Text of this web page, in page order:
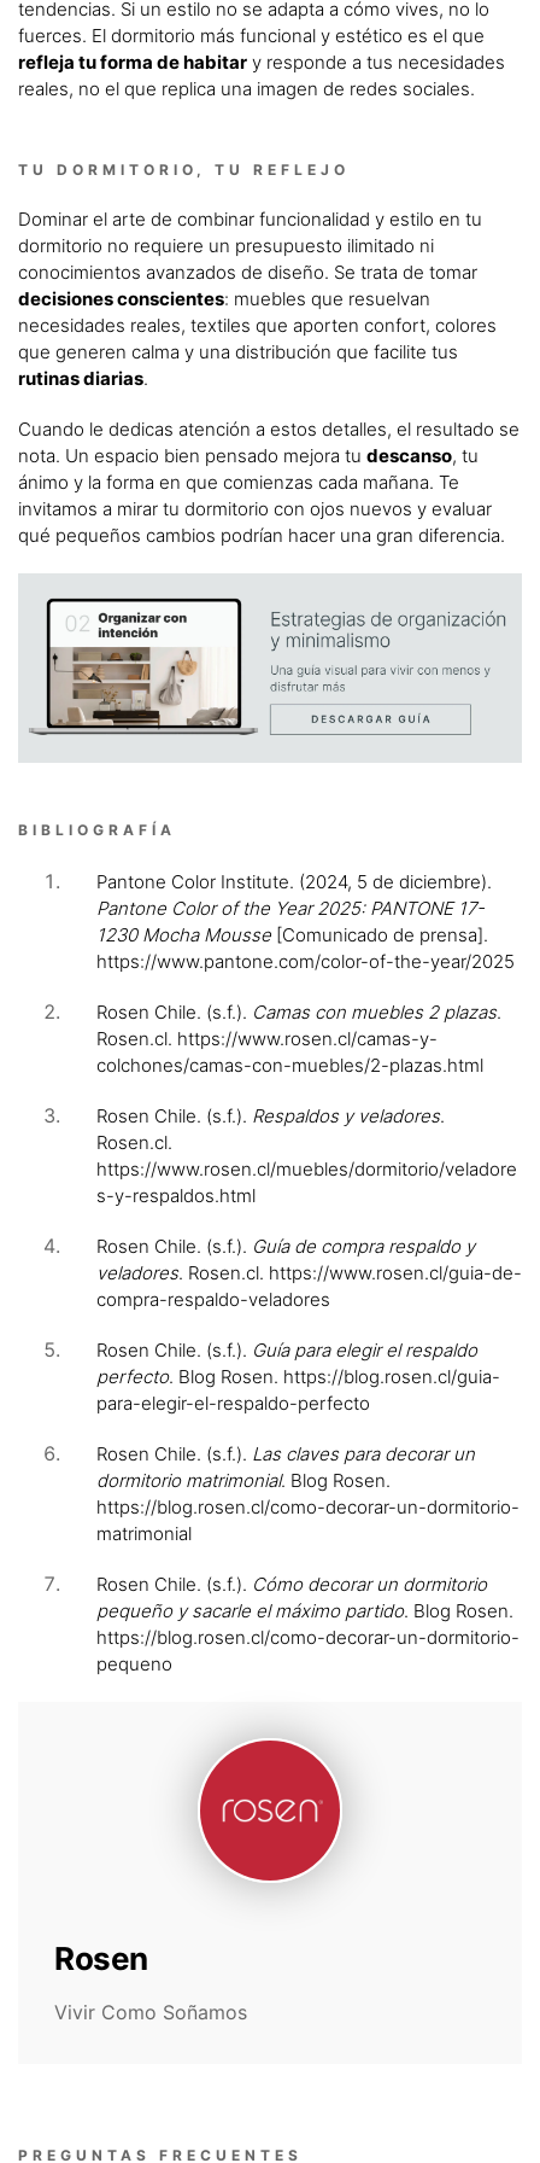
tendencias. Si un estilo no se adapta a cómo vives, no lo
fuerces. El dormitorio más funcional y estético es el que
refleja tu forma de habitar y responde a tus necesidades
reales, no el que replica una imagen de redes sociales.
TU DORMITORIO, TU REFLEJO
Dominar el arte de combinar funcionalidad y estilo en tu
dormitorio no requiere un presupuesto ilimitado ni
conocimientos avanzados de diseño. Se trata de tomar
decisiones conscientes: muebles que resuelvan
necesidades reales, textiles que aporten confort, colores
que generen calma y una distribución que facilite tus
rutinas diarias.
Cuando le dedicas atención a estos detalles, el resultado se
nota. Un espacio bien pensado mejora tu descanso, tu
ánimo y la forma en que comienzas cada mañana. Te
invitamos a mirar tu dormitorio con ojos nuevos y evaluar
qué pequeños cambios podrían hacer una gran diferencia.
BIBLIOGRAFÍA
Pantone Color Institute. (2024, 5 de diciembre).
Pantone Color of the Year 2025: PANTONE 17-
1230 Mocha Mousse [Comunicado de prensa].
https://www.pantone.com/color-of-the-year/2025
Rosen Chile. (s.f.). Camas con muebles 2 plazas.
Rosen.cl. https://www.rosen.cl/camas-y-
colchones/camas-con-muebles/2-plazas.html
Rosen Chile. (s.f.). Respaldos y veladores.
Rosen.cl.
https://www.rosen.cl/muebles/dormitorio/veladore
s-y-respaldos.html
Rosen Chile. (s.f.). Guía de compra respaldo y
veladores. Rosen.cl. https://www.rosen.cl/guia-de-
compra-respaldo-veladores
Rosen Chile. (s.f.). Guía para elegir el respaldo
perfecto. Blog Rosen. https://blog.rosen.cl/guia-
para-elegir-el-respaldo-perfecto
Rosen Chile. (s.f.). Las claves para decorar un
dormitorio matrimonial. Blog Rosen.
https://blog.rosen.cl/como-decorar-un-dormitorio-
matrimonial
Rosen Chile. (s.f.). Cómo decorar un dormitorio
pequeño y sacarle el máximo partido. Blog Rosen.
https://blog.rosen.cl/como-decorar-un-dormitorio-
pequeno
Rosen
Vivir Como Soñamos
PREGUNTAS FRECUENTES